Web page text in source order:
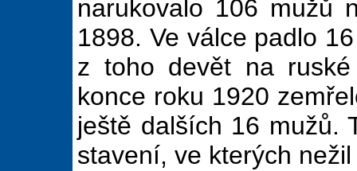
narukovalo 106 mužů
1898. Ve válce padlo
z toho devět na
konce roku 1920
ještě dalších 16 mužů.
stavení, ve kterých